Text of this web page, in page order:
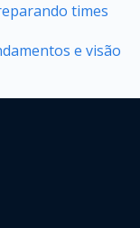
times
e visão